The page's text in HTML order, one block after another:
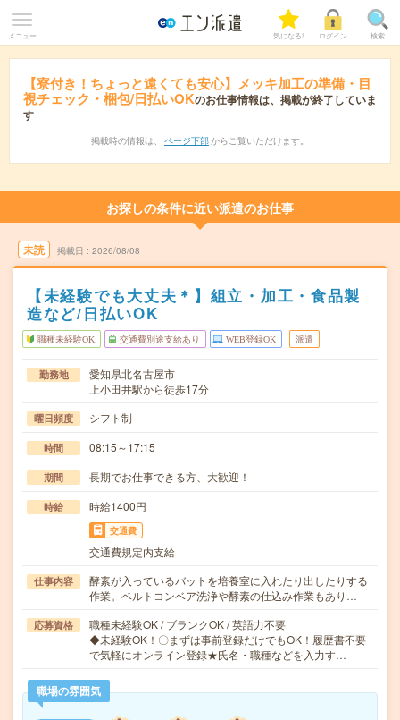
メニュー 気になる! ログイン 検索
【寮付き！ちょっと遠くても安心】メッキ加工の準備・目
視チェック・梱包/日払いOKのお仕事情報は、掲載が終了していま
す
掲載時の情報は、 ページ下部 からご覧いただけます。
お探しの条件に近い派遣のお仕事
未読 掲載日 2026/08/08
【未経験でも大丈夫＊】組立・加工・食品製
造など/日払いOK
職種未経験OK 交通費別途支給あり WEB登録OK 派遣
勤務地
愛知県北名古屋市
上小田井駅から徒歩17分
曜日頻度 シフト制
時間 08:15～17:15
期間 長期でお仕事できる方、大歓迎！
時給 時給1400円
交通費
交通費規定内支給
仕事内容
酵素が入っているバットを培養室に入れたり出したりする
作業。ベルトコンベア洗浄や酵素の仕込み作業もあり…
応募資格
職種未経験OK / ブランクOK / 英語力不要
◆未経験OK！〇まずは事前登録だけでもOK！履歴書不要
で気軽にオンライン登録★氏名・職種などを入力す…
職場の雰囲気